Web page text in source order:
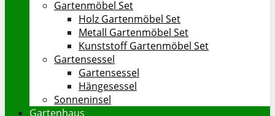
Gartenmöbel Set
Holz Gartenmöbel Set
Metall Gartenmöbel Set
Kunststoff Gartenmöbel Set
Gartensessel
Gartensessel
Hängesessel
Sonneninsel
Gartenhaus